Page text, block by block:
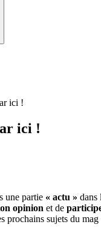
ici !
ici !
une partie « actu » dans
opinion et de
prochains sujets du mag